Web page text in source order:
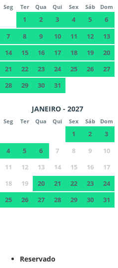
Seg Ter Qua Qui Sex Sáb Dom
1 2 3 4 5
6
7
8 9 10 11 12
13
14
15 16 17 18 19
20
21
22 23 24 25 26
27
28
29 30 31
JANEIRO - 2027
Seg Ter Qua Qui Sex Sáb Dom
1 2
3
4
5 6 7 8 9
10
11
12 13 14 15 16
17
18
19 20 21 22 23
24
25
26 27 28 29 30 31
Reservado